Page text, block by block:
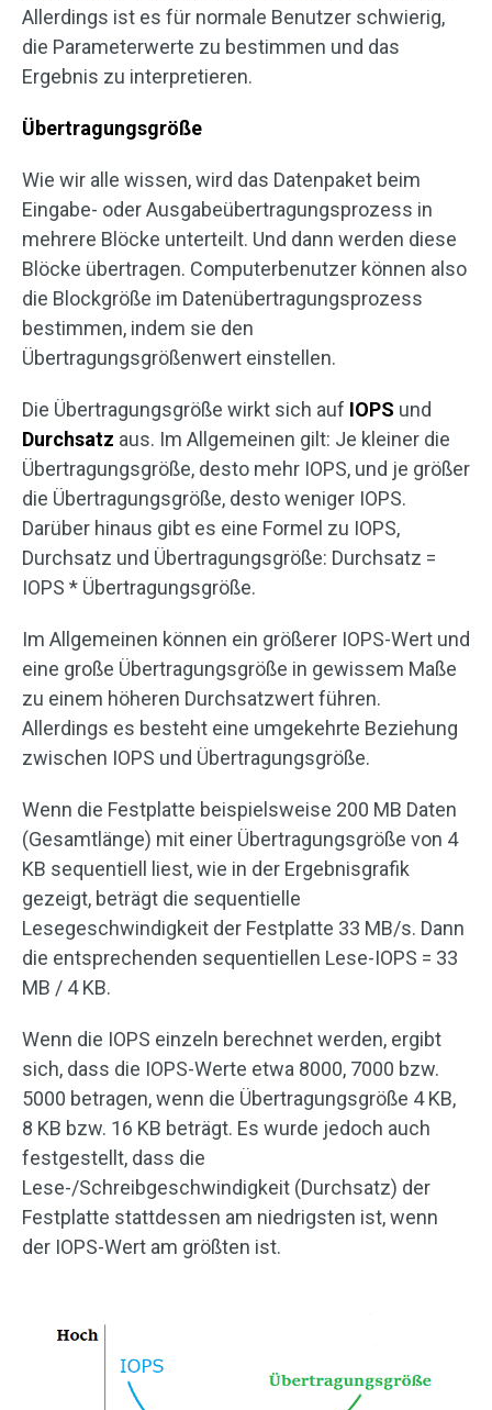
Allerdings ist es für normale Benutzer schwierig,
die Parameterwerte zu bestimmen und das
Ergebnis zu interpretieren.
Übertragungsgröße
Wie wir alle wissen, wird das Datenpaket beim
Eingabe- oder Ausgabeübertragungsprozess in
mehrere Blöcke unterteilt. Und dann werden diese
Blöcke übertragen. Computerbenutzer können also
die Blockgröße im Datenübertragungsprozess
bestimmen, indem sie den
Übertragungsgrößenwert einstellen.
Die Übertragungsgröße wirkt sich auf IOPS und
Durchsatz aus. Im Allgemeinen gilt: Je kleiner die
Übertragungsgröße, desto mehr IOPS, und je größer
die Übertragungsgröße, desto weniger IOPS.
Darüber hinaus gibt es eine Formel zu IOPS,
Durchsatz und Übertragungsgröße: Durchsatz =
IOPS * Übertragungsgröße.
Im Allgemeinen können ein größerer IOPS-Wert und
eine große Übertragungsgröße in gewissem Maße
zu einem höheren Durchsatzwert führen.
Allerdings es besteht eine umgekehrte Beziehung
zwischen IOPS und Übertragungsgröße.
Wenn die Festplatte beispielsweise 200 MB Daten
(Gesamtlänge) mit einer Übertragungsgröße von 4
KB sequentiell liest, wie in der Ergebnisgrafik
gezeigt, beträgt die sequentielle
Lesegeschwindigkeit der Festplatte 33 MB/s. Dann
die entsprechenden sequentiellen Lese-IOPS = 33
MB / 4 KB.
Wenn die IOPS einzeln berechnet werden, ergibt
sich, dass die IOPS-Werte etwa 8000, 7000 bzw.
5000 betragen, wenn die Übertragungsgröße 4 KB,
8 KB bzw. 16 KB beträgt. Es wurde jedoch auch
festgestellt, dass die
Lese-/Schreibgeschwindigkeit (Durchsatz) der
Festplatte stattdessen am niedrigsten ist, wenn
der IOPS-Wert am größten ist.